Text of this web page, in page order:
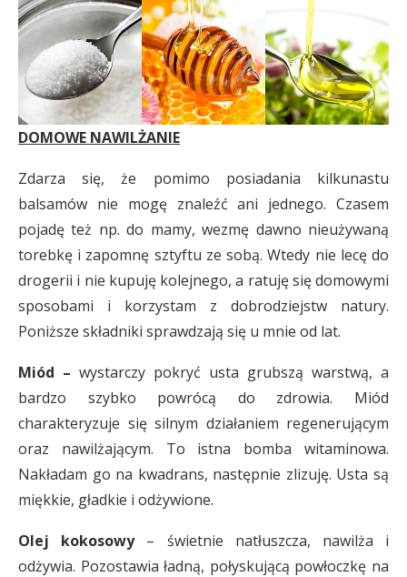
DOMOWE NAWILŻANIE
Zdarza się, że pomimo posiadania kilkunastu
balsamów nie mogę znaleźć ani jednego. Czasem
pojadę też np. do mamy, wezmę dawno nieużywaną
torebkę i zapomnę sztyftu ze sobą. Wtedy nie lecę do
drogerii i nie kupuję kolejnego, a ratuję się domowymi
sposobami i korzystam z dobrodziejstw natury.
Poniższe składniki sprawdzają się u mnie od lat.
Miód – wystarczy pokryć usta grubszą warstwą, a
bardzo szybko powrócą do zdrowia. Miód
charakteryzuje się silnym działaniem regenerującym
oraz nawilżającym. To istna bomba witaminowa.
Nakładam go na kwadrans, następnie zlizuję. Usta są
miękkie, gładkie i odżywione.
Olej kokosowy – świetnie natłuszcza, nawilża i
odżywia. Pozostawia ładną, połyskującą powłoczkę na